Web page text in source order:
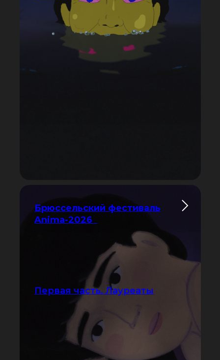
Брюссельский фестиваль
Anima-2026
Первая часть. Лауреаты